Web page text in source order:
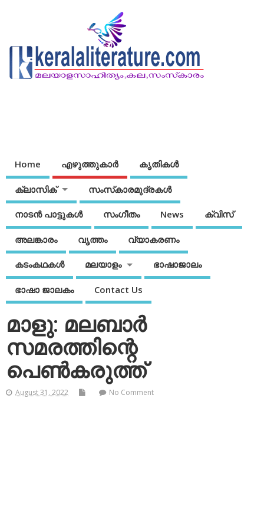
Home എഴുത്തുകാര്‍ കൃതികൾ
ക്ലാസിക് സംസ്‌കാരമുദ്രകള്‍
നാടന്‍ പാട്ടുകള്‍ സംഗീതം News ക്വിസ്
അലങ്കാരം വൃത്തം വ്യാകരണം
കടംകഥകള്‍ മലയാളം ഭാഷാജാലം
ഭാഷാ ജാലകം Contact Us
മാളു: മലബാര്‍
സമരത്തിന്റെ
പെണ്‍കരുത്ത്
August 31, 2022 No Comment